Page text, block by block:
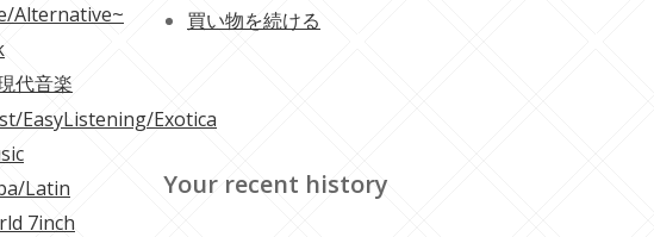
買い物を続ける
Your recent history
Alternative~
代音楽
EasyListening/Exotica
Latin
7inch